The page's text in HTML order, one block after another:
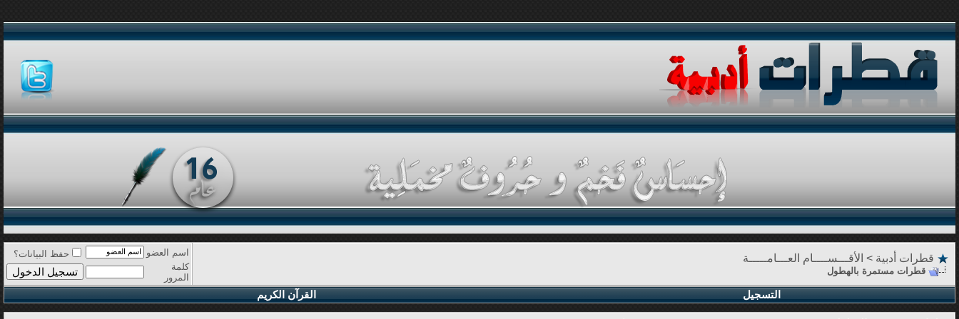
قطرات أدبية > الأقـــســــام العـــامـــــة
قطرات مستمرة بالهطول
اسم العضو
حفظ البيانات؟
كلمة
المرور
التسجيل القرآن الكريم